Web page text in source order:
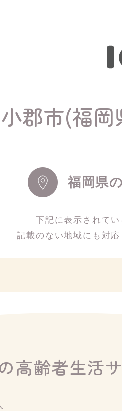
小郡市(福岡
福岡県
下記に表示されて
記載のない地域にも対応
高齢者生活